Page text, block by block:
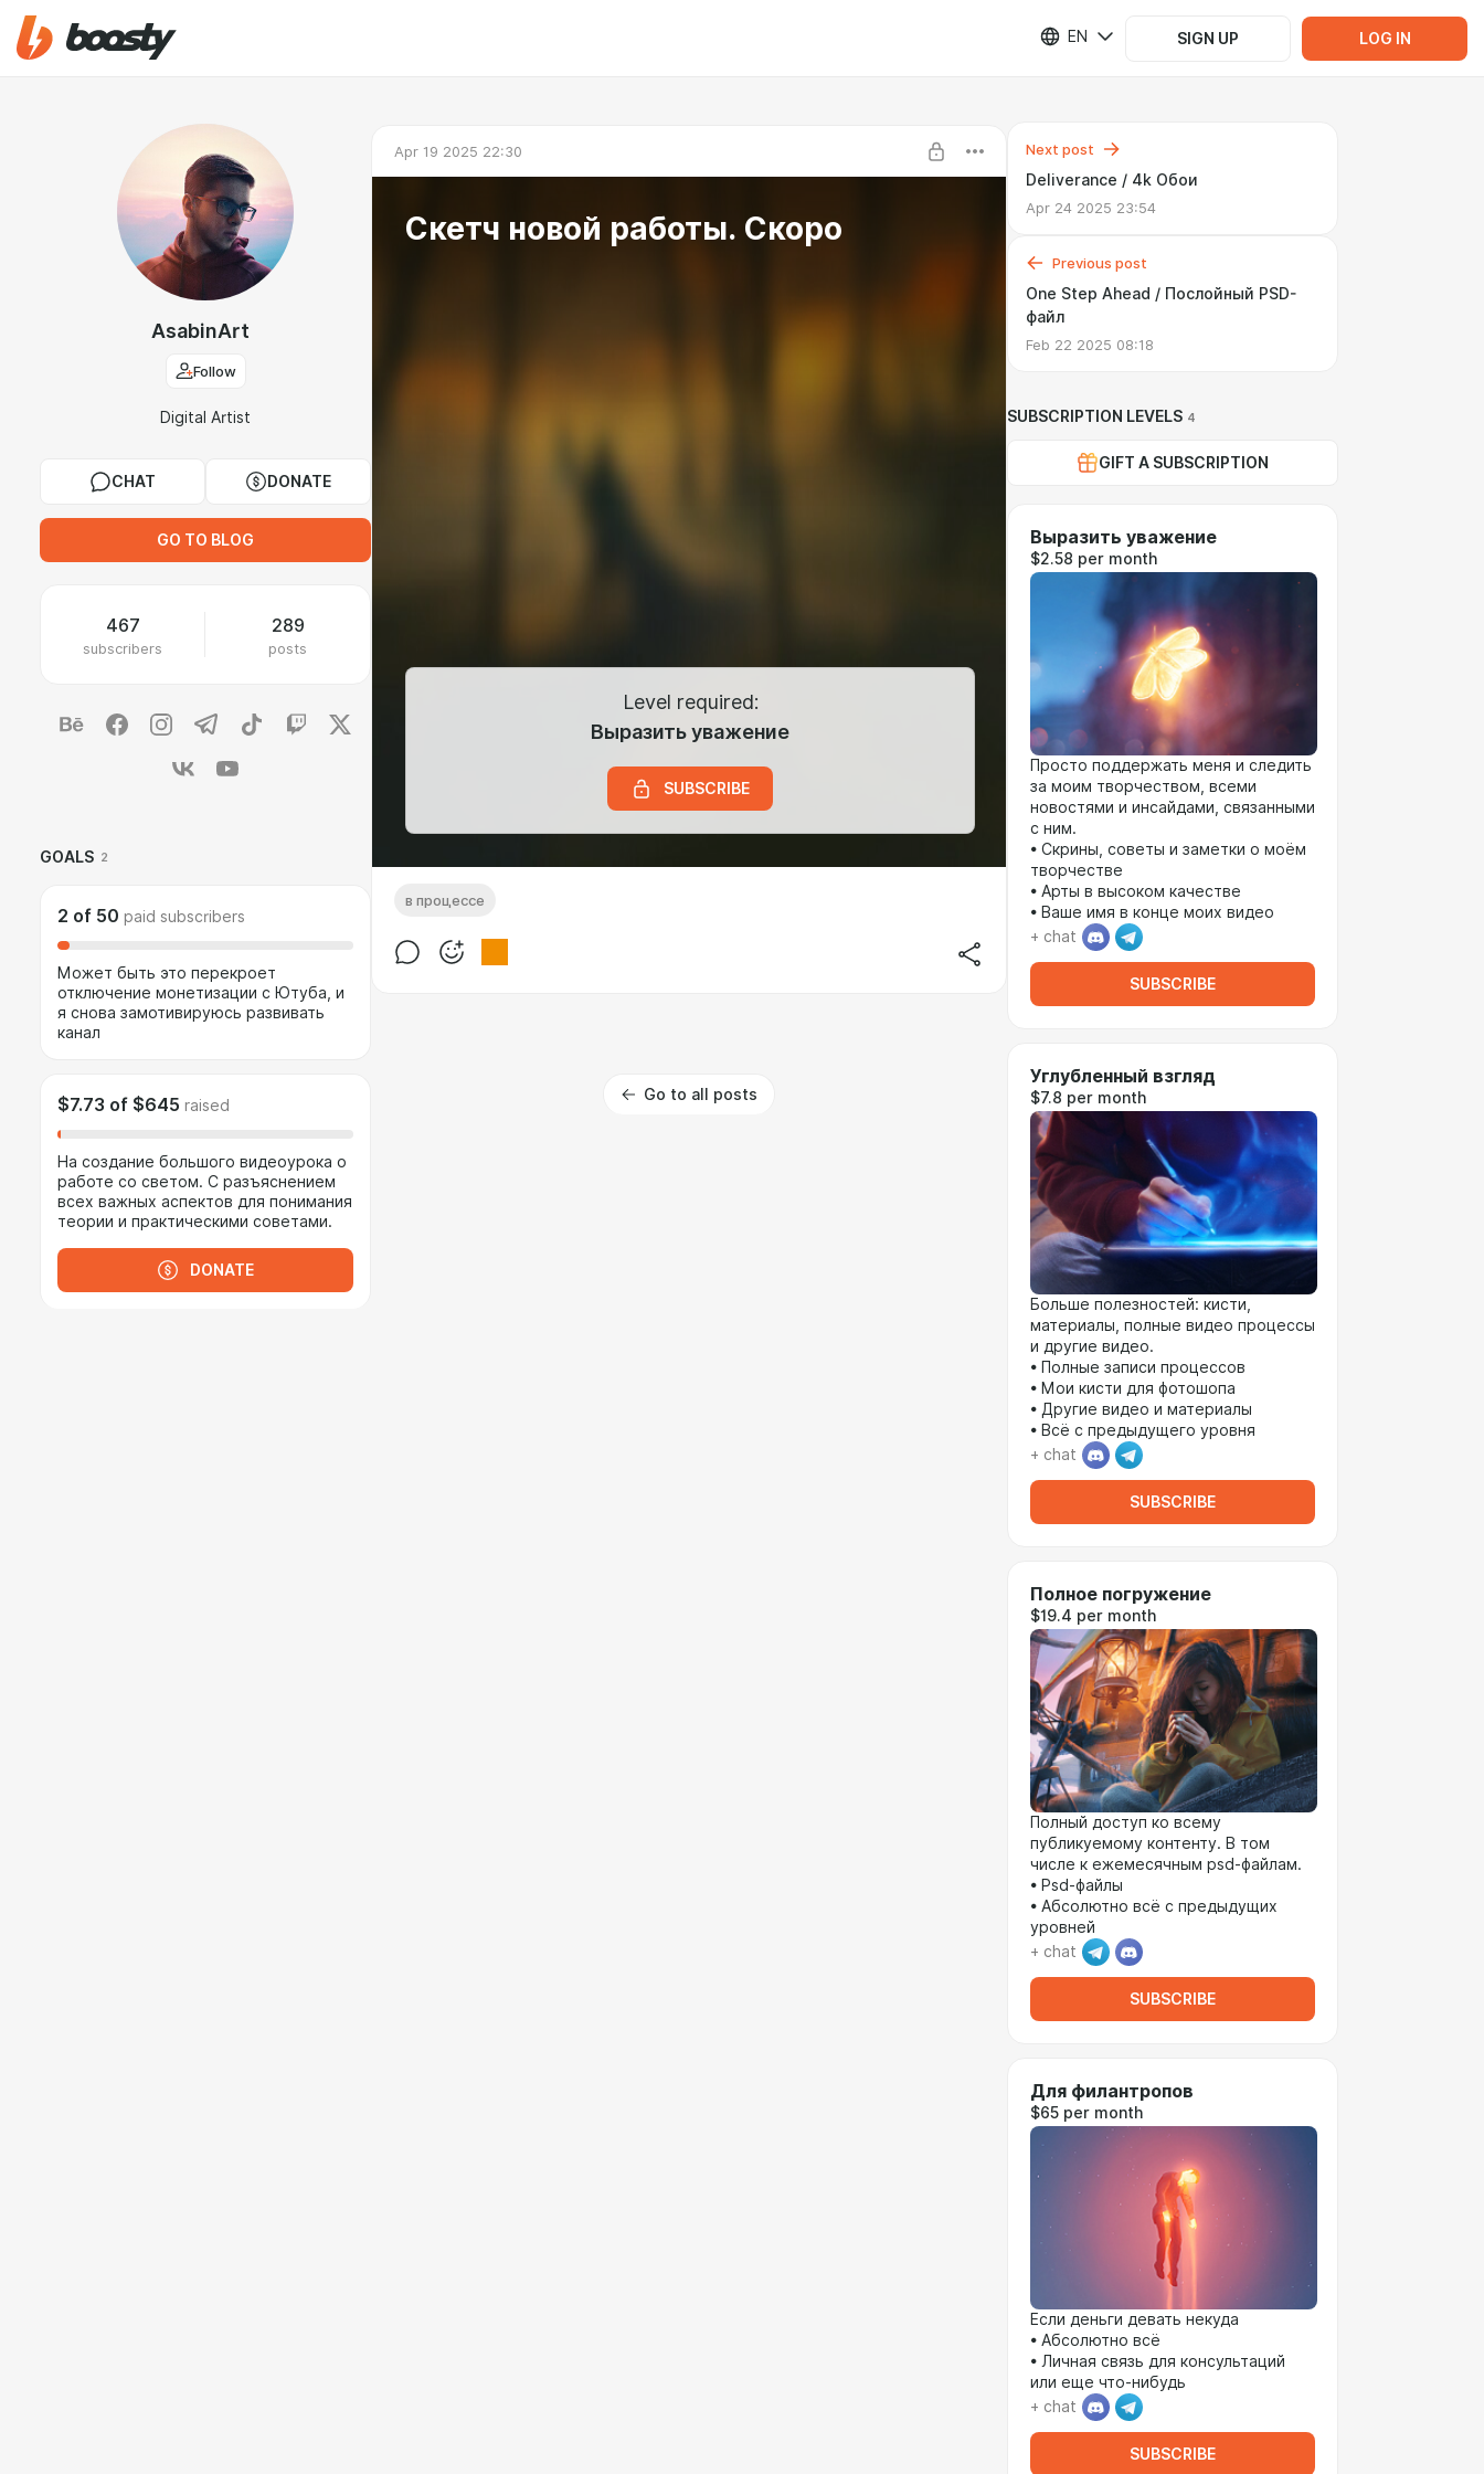
EN SIGN UP LOG IN
AsabinArt
Follow
Digital Artist
CHAT DONATE
GO TO BLOG
467
subscribers
289
posts
GOALS 2
2 of 50 paid subscribers
Может быть это перекроет
отключение монетизации с Ютуба, и
я снова замотивируюсь развивать
канал
$7.73 of $645 raised
На создание большого видеоурока о
работе со светом. С разъяснением
всех важных аспектов для понимания
теории и практическими советами.
DONATE
Apr 19 2025 22:30
Скетч новой работы. Скоро
Level required:
Выразить уважение
SUBSCRIBE
в процессе
Go to all posts
Next post
Deliverance / 4k Обои
Apr 24 2025 23:54
Previous post
One Step Ahead / Послойный PSD-
файл
Feb 22 2025 08:18
SUBSCRIPTION LEVELS 4
GIFT A SUBSCRIPTION
Выразить уважение
$2.58 per month
Просто поддержать меня и следить
за моим творчеством, всеми
новостями и инсайдами, связанными
с ним.
• Скрины, советы и заметки о моём
творчестве
• Арты в высоком качестве
• Ваше имя в конце моих видео
+ chat
SUBSCRIBE
Углубленный взгляд
$7.8 per month
Больше полезностей: кисти,
материалы, полные видео процессы
и другие видео.
• Полные записи процессов
• Мои кисти для фотошопа
• Другие видео и материалы
• Всё с предыдущего уровня
+ chat
SUBSCRIBE
Полное погружение
$19.4 per month
Полный доступ ко всему
публикуемому контенту. В том
числе к ежемесячным psd-файлам.
• Psd-файлы
• Абсолютно всё с предыдущих
уровней
+ chat
SUBSCRIBE
Для филантропов
$65 per month
Если деньги девать некуда
• Абсолютно всё
• Личная связь для консультаций
или еще что-нибудь
+ chat
SUBSCRIBE